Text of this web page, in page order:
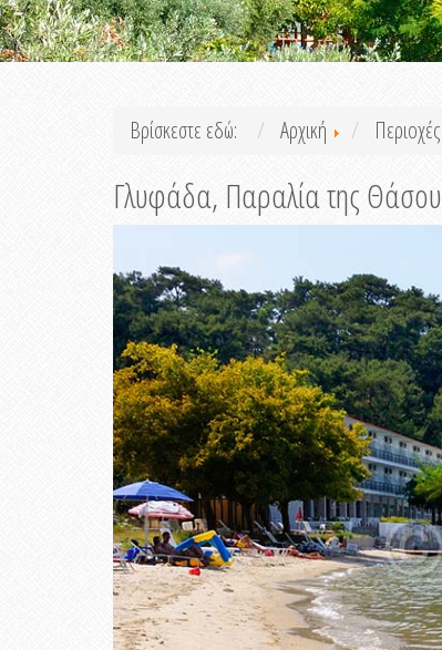
Βρίσκεστε εδώ: Αρχική Περιοχές
Γλυφάδα, Παραλία της Θάσου